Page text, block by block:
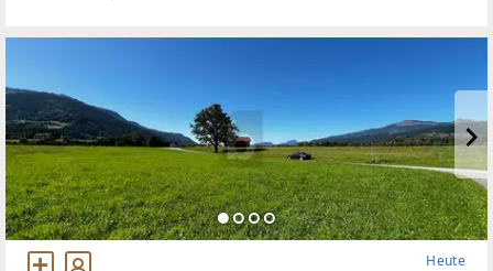
gemäß Widmung Bauland, 55% Bebbauungsdichte,
Heute